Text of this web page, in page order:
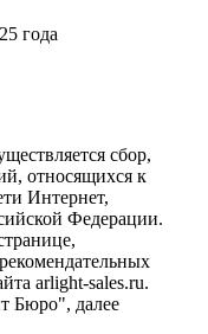
года
сбор,
относящихся к
Интернет,
Федерации.
arlight-sales.ru.
Бюро", далее